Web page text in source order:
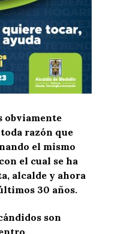
obviamente
razón que
el mismo
el cual se ha
alcalde y ahora
30 años.
son